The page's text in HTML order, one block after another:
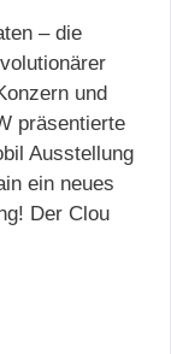
– die
und
präsentierte
Ausstellung
ein neues
Der Clou